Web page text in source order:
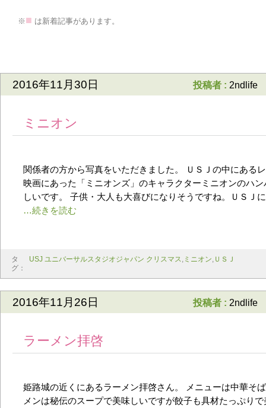
※ ■ は新着記事があります。
2016年11月30日 投稿者 : 2ndlife
ミニオン
関係者の方から写真をいただきました。 ＵＳＪの中にある
映画にあった「ミニオンズ」のキャラクターミニオンのハ
しいです。 子供・大人も大喜びになりそうですね。ＵＳＪ
タ
グ：
USJ ユニバーサルスタジオジャパン クリスマス, ミニオン, ＵＳＪ
2016年11月26日 投稿者 : 2ndlife
ラーメン拝啓
姫路城の近くにあるラーメン拝啓さん。 メニューは中華そ
メンは秘伝のスープで美味しいですが餃子も具材たっぷり